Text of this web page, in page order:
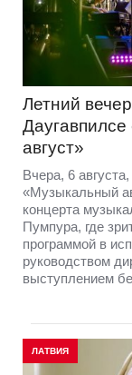
Летний
август»
Вчера, 6
«Музыкальный
концерта
Пумпура, где
программой в
руководством
выступлением
ЛАТВИЯ